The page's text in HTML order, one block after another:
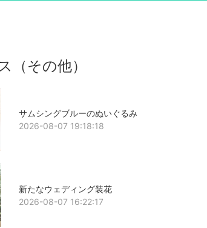
（その他）
サムシングブルーのぬいぐるみ
2026-08-07 19:18:18
新たなウェディング装花
2026-08-07 16:22:17